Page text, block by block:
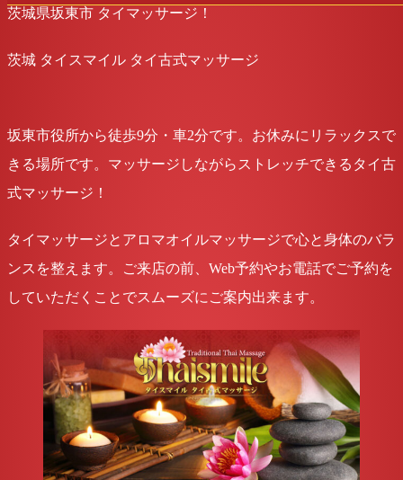
茨城県坂東市 タイマッサージ！
茨城 タイスマイル タイ古式マッサージ
坂東市役所から徒歩9分・車2分です。お休みにリラックスで
きる場所です。マッサージしながらストレッチできるタイ古
式マッサージ！
タイマッサージとアロマオイルマッサージで心と身体のバラ
ンスを整えます。
ご来店の前、Web予約やお電話でご予約を
していただくことでスムーズにご案内出来ます。